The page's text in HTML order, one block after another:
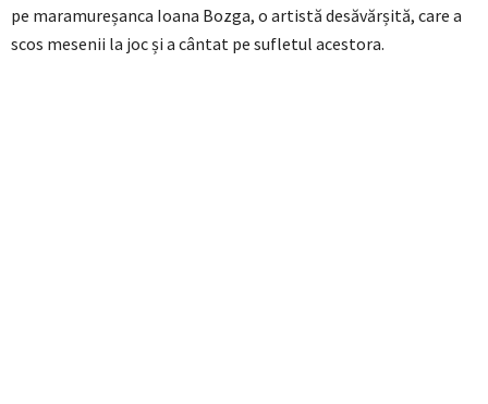
pe maramureșanca Ioana Bozga, o artistă desăvărșită, care a
scos mesenii la joc și a cântat pe sufletul acestora.